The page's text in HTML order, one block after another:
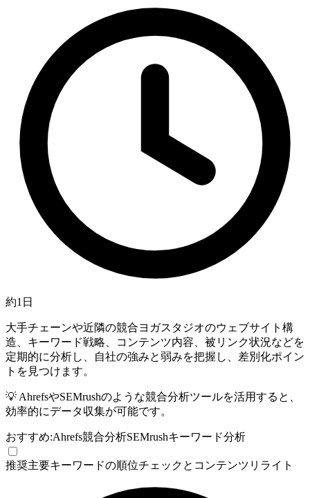
約1日
大手チェーンや近隣の競合ヨガスタジオのウェブサイト構
造、キーワード戦略、コンテンツ内容、被リンク状況などを
定期的に分析し、自社の強みと弱みを把握し、差別化ポイン
トを見つけます。
💡 AhrefsやSEMrushのような競合分析ツールを活用すると、
効率的にデータ収集が可能です。
おすすめ:Ahrefs競合分析SEMrushキーワード分析
推奨主要キーワードの順位チェックとコンテンツリライト